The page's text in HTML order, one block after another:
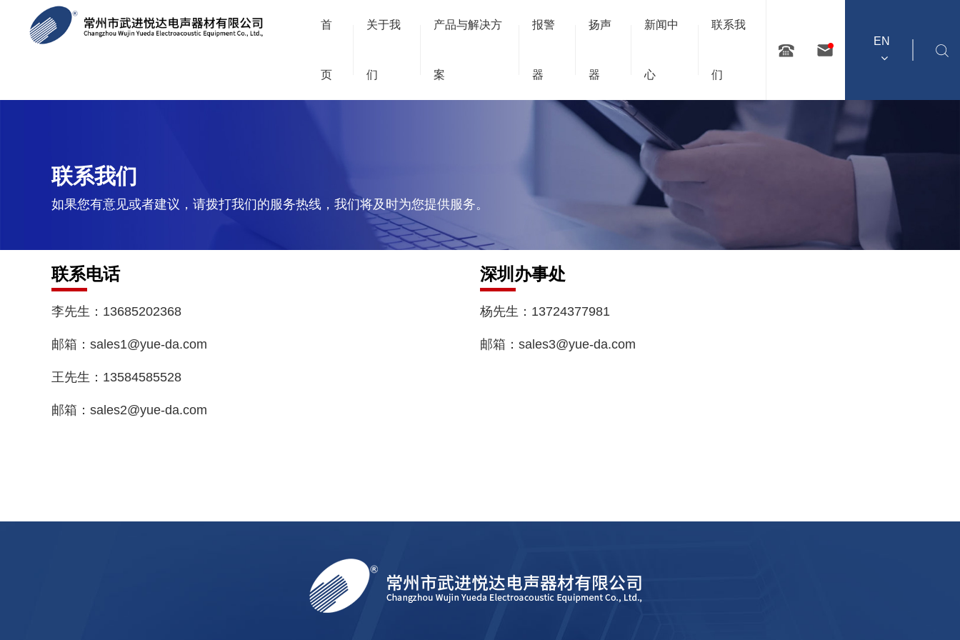
首
页
关于我
们
产品与解决方
案
报警
器
扬声
器
新闻中
心
联系我
们
EN
联系我们
如果您有意见或者建议，请拨打我们的服务热线，我们将及时为您提供服务。
联系电话
李先生：13685202368
邮箱：sales1@yue-da.com
王先生：13584585528
邮箱：sales2@yue-da.com
深圳办事处
杨先生：13724377981
邮箱：sales3@yue-da.com